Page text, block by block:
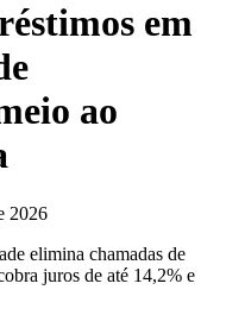
em
ao
2026
elimina chamadas de
juros de até 14,2% e